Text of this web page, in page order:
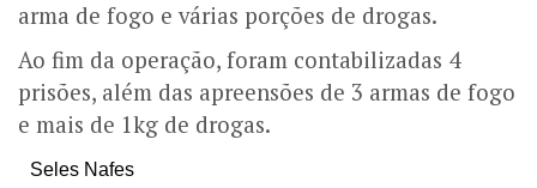
arma de fogo e várias porções de drogas.
Ao fim da operação, foram contabilizadas 4
prisões, além das apreensões de 3 armas de fogo
e mais de 1kg de drogas.
Seles Nafes